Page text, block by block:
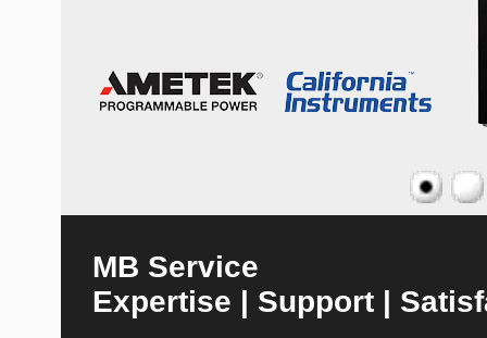
MB Service
Expertise | Support |